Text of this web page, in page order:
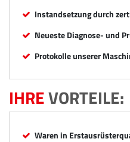
Instandsetzung durch
Neueste Diagnose- und
Protokolle unserer
IHREVORTEILE:
Waren in